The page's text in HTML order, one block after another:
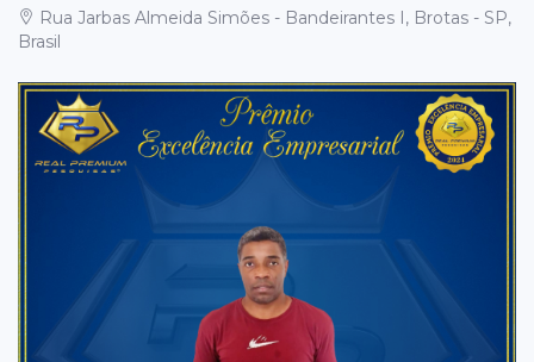
Rua Jarbas Almeida Simões - Bandeirantes I, Brotas - SP,
Brasil